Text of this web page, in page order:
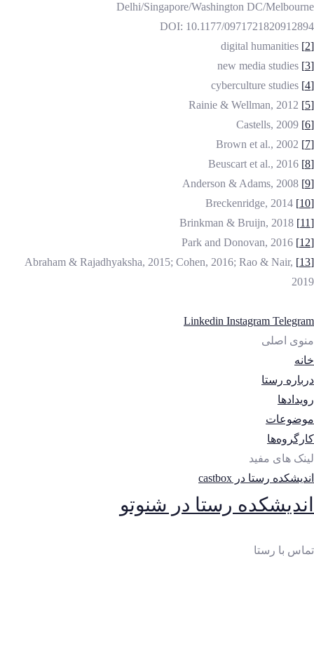
Delhi/Singapore/Washington DC/Melbourne
DOI: 10.1177/0971721820912894
[2]
[3]
[4]
[5]
[6]
[7]
[8]
[9]
[10]
[11]
[12]
[13]
Abraham & Rajadhyaksha, 2015; Cohen, 2016; Rao & Nair,
2019
Linkedin Instagram Telegram
منوی اصلی
خانه
درباره رستا
رویدادها
موضوعات
کارگروه‌ها
لینک های مفید
اندیشکده رستا در castbox
اندیشکده رستا در شنوتو
تماس با رستا